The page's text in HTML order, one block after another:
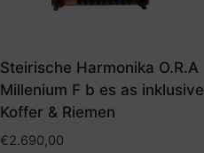
Steirische Harmonika O.R.A
Millenium F b es as inklusive
Koffer & Riemen
€2.690,00